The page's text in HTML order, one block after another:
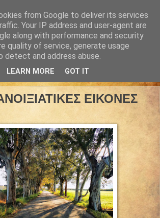
ΕΙΚΟΝΕΣ
from Google to deliver its services
Your IP address and user-agent are
along with performance and security
quality of service, generate usage
detect and address abuse.
LEARN MORE GOT IT